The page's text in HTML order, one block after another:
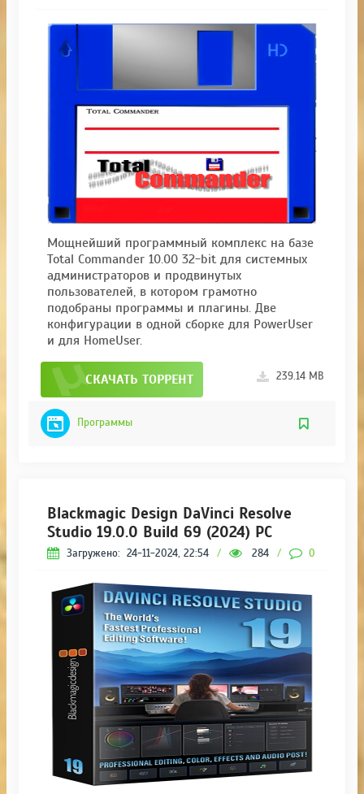
Мощнейший программный комплекс на базе
Total Commander 10.00 32-bit для системных
администраторов и продвинутых
пользователей, в котором грамотно
подобраны программы и плагины. Две
конфигурации в одной сборке для PowerUser
и для HomeUser.
СКАЧАТЬ ТОРРЕНТ 239.14 MB
Программы
Blackmagic Design DaVinci Resolve
Studio 19.0.0 Build 69 (2024) РС
Загружено: 24-11-2024, 22:54 / 284 / 0